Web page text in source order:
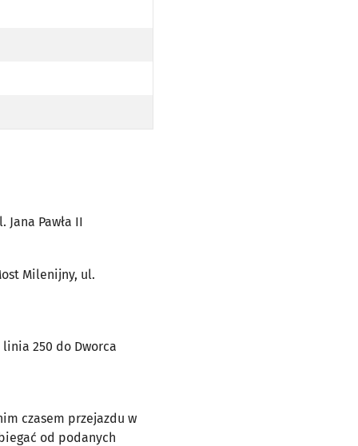
PAWŁA II
PL. JANA PAWŁA II
PAWŁA IILINIA 250 DO DWORCA GŁÓWNEGO
UL. JEZIORAŃSKIEGO (DO PRZYST. KOLISTA PO TRASIE)
Pawła II
Milenijny, ul.
250 do Dworca
czasem przejazdu w
od podanych